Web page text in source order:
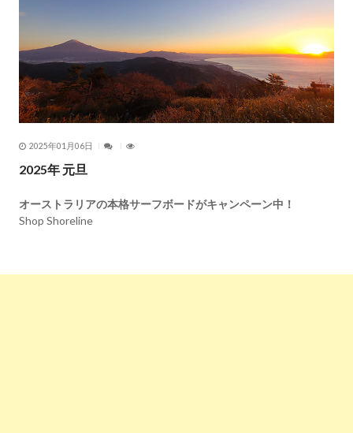
2025年01月06日
2025年 元旦
オーストラリアの本格サーフボードがキャンペーン中！
Shop Shoreline